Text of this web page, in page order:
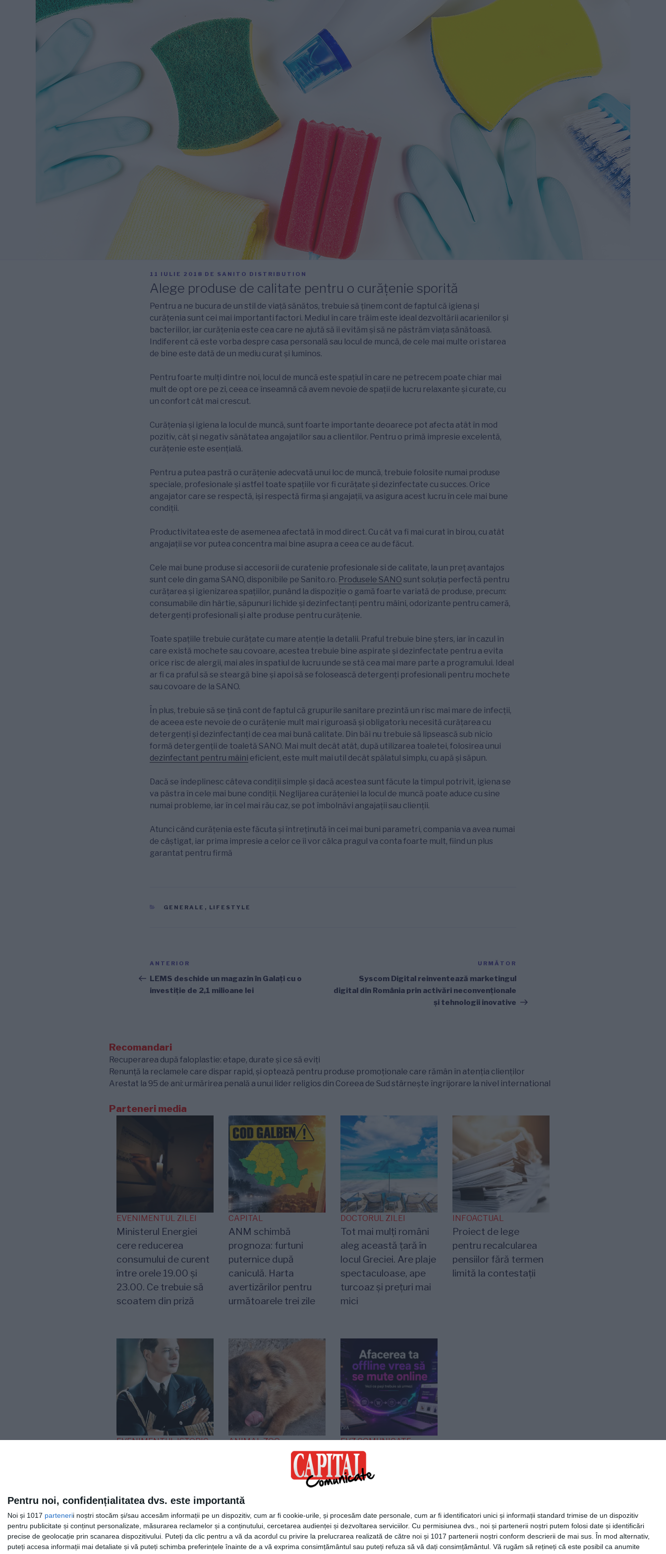
Pentru noi, confidențialitatea dvs. este importantă
Noi și 1017 partenerii noștri stocăm și/sau accesăm informații pe un dispozitiv, cum ar fi cookie-urile, și procesăm date personale, cum ar fi identificatori unici și informații standard trimise de un dispozitiv
pentru publicitate și conținut personalizate, măsurarea reclamelor și a conținutului, cercetarea audienței și dezvoltarea serviciilor. Cu permisiunea dvs., noi și partenerii noștri putem folosi date și identificări
precise de geolocație prin scanarea dispozitivului. Puteți da clic pentru a vă da acordul cu privire la prelucrarea realizată de către noi și 1017 partenerii noștri conform descrierii de mai sus. În mod alternativ,
puteți accesa informații mai detaliate și vă puteți schimba preferințele înainte de a vă exprima consimțământul sau puteți refuza să vă dați consimțământul. Vă rugăm să rețineți că este posibil ca anumite
PUBLICAT
11 IULIE 2018 DE SANITO DISTRIBUTION
Alege produse de calitate pentru o curățenie sporită
Pentru a ne bucura de un stil de viață sănătos, trebuie să ținem cont de faptul că igiena și
curățenia sunt cei mai importanti factori. Mediul în care trăim este ideal dezvoltării acarienilor și
bacteriilor, iar curățenia este cea care ne ajută să îi evităm și să ne păstrăm viața sănătoasă.
Indiferent că este vorba despre casa personală sau locul de muncă, de cele mai multe ori starea
de bine este dată de un mediu curat și luminos.
Pentru foarte mulți dintre noi, locul de muncă este spațiul în care ne petrecem poate chiar mai
mult de opt ore pe zi, ceea ce înseamnă că avem nevoie de spații de lucru relaxante și curate, cu
un confort cât mai crescut.
Curățenia și igiena la locul de muncă, sunt foarte importante deoarece pot afecta atât în mod
pozitiv, cât și negativ sănătatea angajatilor sau a clientilor. Pentru o primă impresie excelentă,
curățenie este esențială.
Pentru a putea pastră o curățenie adecvată unui loc de muncă, trebuie folosite numai produse
speciale, profesionale și astfel toate spațiile vor fi curățate și dezinfectate cu succes. Orice
angajator care se respectă, iși respectă firma și angajații, va asigura acest lucru în cele mai bune
condiții.
Productivitatea este de asemenea afectată în mod direct. Cu cât va fi mai curat în birou, cu atât
angajații se vor putea concentra mai bine asupra a ceea ce au de făcut.
Cele mai bune produse si accesorii de curatenie profesionale si de calitate, la un preț avantajos
sunt cele din gama SANO, disponibile pe Sanito.ro. Produsele SANO sunt soluția perfectă pentru
curățarea și igienizarea spațiilor, punând la dispoziție o gamă foarte variată de produse, precum:
consumabile din hârtie, săpunuri lichide și dezinfectanți pentru mâini, odorizante pentru cameră,
detergenți profesionali și alte produse pentru curățenie.
Toate spațiile trebuie curățate cu mare atenție la detalii. Praful trebuie bine șters, iar în cazul în
care există mochete sau covoare, acestea trebuie bine aspirate și dezinfectate pentru a evita
orice risc de alergii, mai ales în spatiul de lucru unde se stă cea mai mare parte a programului. Ideal
ar fi ca praful să se steargă bine și apoi să se folosească detergenți profesionali pentru mochete
sau covoare de la SANO.
În plus, trebuie să se țină cont de faptul că grupurile sanitare prezintă un risc mai mare de infecții,
de aceea este nevoie de o curățenie mult mai riguroasă și obligatoriu necesită curățarea cu
detergenți și dezinfectanți de cea mai bună calitate. Din băi nu trebuie să lipsească sub nicio
formă detergenții de toaletă SANO. Mai mult decât atât, după utilizarea toaletei, folosirea unui
dezinfectant pentru mâini eficient, este mult mai util decât spălatul simplu, cu apă și săpun.
Dacă se îndeplinesc câteva condiții simple și dacă acestea sunt făcute la timpul potrivit, igiena se
va păstra în cele mai bune condiții. Neglijarea curățeniei la locul de muncă poate aduce cu sine
numai probleme, iar în cel mai rău caz, se pot îmbolnăvi angajații sau clienții.
Atunci când curățenia este făcuta și întreținută în cei mai buni parametri, compania va avea numai
de câștigat, iar prima impresie a celor ce îi vor călca pragul va conta foarte mult, fiind un plus
garantat pentru firmă
CATEGORII
GENERALE , LIFESTYLE
Navigare
în
articole
Articolul
anterior
ANTERIOR
LEMS deschide un magazin în Galați cu o
investiție de 2,1 milioane lei
următor
URMĂTOR
Syscom Digital reinventează marketingul
digital din România prin activări neconvenționale
și tehnologii inovative
Recomandari
Recuperarea după faloplastie: etape, durate și ce să eviți
Renunță la reclamele care dispar rapid, și optează pentru produse promoționale care rămân în atenția clienților
Arestat la 95 de ani: urmărirea penală a unui lider religios din Coreea de Sud stârnește îngrijorare la nivel international
Parteneri media
EVENIMENTUL ZILEI
Ministerul Energiei
cere reducerea
consumului de curent
între orele 19.00 și
23.00. Ce trebuie să
scoatem din priză
CAPITAL
ANM schimbă
prognoza: furtuni
puternice după
caniculă. Harta
avertizărilor pentru
următoarele trei zile
DOCTORUL ZILEI
Tot mai mulți români
aleg această țară în
locul Greciei. Are plaje
spectaculoase, ape
turcoaz și prețuri mai
mici
INFOACTUAL
Proiect de lege
pentru recalcularea
pensiilor fără termen
limită la contestații
EVENIMENTUL ISTORIC
Regele Mihai după
expulzarea de pe
Otopeni
ANIMAL ZOO
O viață așteaptă un
miracol! Cățelușa care
s-a refugiat într-un
colț așteptând
sfârșitul
EVZ COMUNICATE
Agentia Plum Media
lansează un ghid
practic pentru
vor să intre în
comerțul electronic